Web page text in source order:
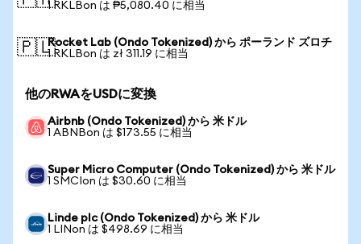
1 RKLBon は ₱5,080.40 に相当
🇵🇱Rocket Lab (Ondo Tokenized) から ポーランド ズロチ
1 RKLBon は zł 311.19 に相当
他のRWAをUSDに変換
Airbnb (Ondo Tokenized) から 米ドル
1 ABNBon は $173.55 に相当
Super Micro Computer (Ondo Tokenized) から 米ドル
1 SMCIon は $30.60 に相当
Linde plc (Ondo Tokenized) から 米ドル
1 LINon は $498.69 に相当